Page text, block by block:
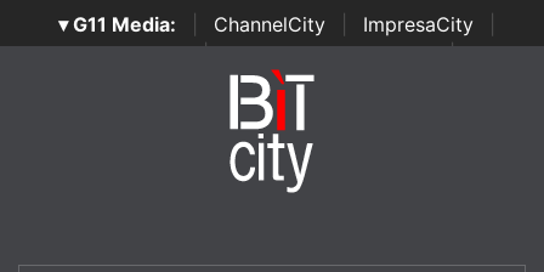
▾ G11 Media: ChannelCity ImpresaCity
SecurityOpenLab | Italian Channel Awards | Italian
Italian Security Awards